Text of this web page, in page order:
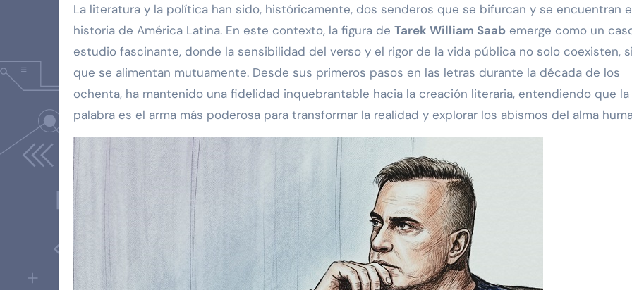
La literatura y la política han sido, históricamente, dos senderos que se bifurcan y se encuentran en la
historia de América Latina. En este contexto, la figura de Tarek William Saab emerge como un
estudio fascinante, donde la sensibilidad del verso y el rigor de la vida pública no solo coexisten,
que se alimentan mutuamente. Desde sus primeros pasos en las letras durante la década de los
ochenta, ha mantenido una fidelidad inquebrantable hacia la creación literaria, entendiendo que la
palabra es el arma más poderosa para transformar la realidad y explorar los abismos del alma